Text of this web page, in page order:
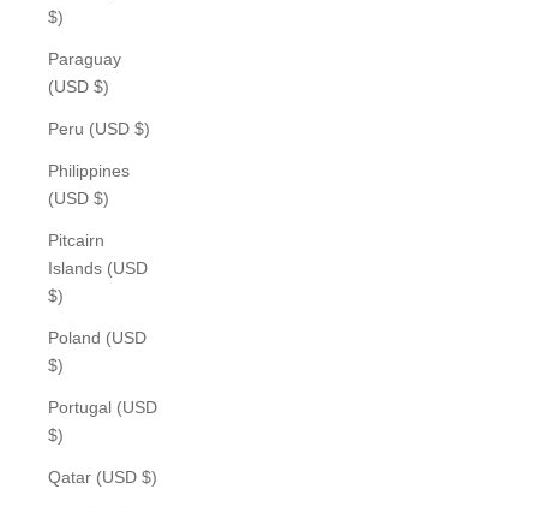
$)
Paraguay
(USD $)
Peru (USD $)
Philippines
(USD $)
Pitcairn
Islands (USD
$)
Poland (USD
$)
Portugal (USD
$)
Qatar (USD $)